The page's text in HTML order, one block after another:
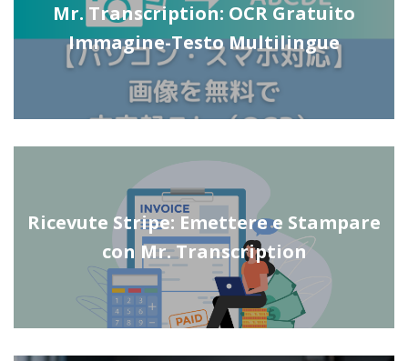
Mr. Transcription: OCR Gratuito
Immagine-Testo Multilingue
Ricevute Stripe: Emettere e Stampare
con Mr. Transcription